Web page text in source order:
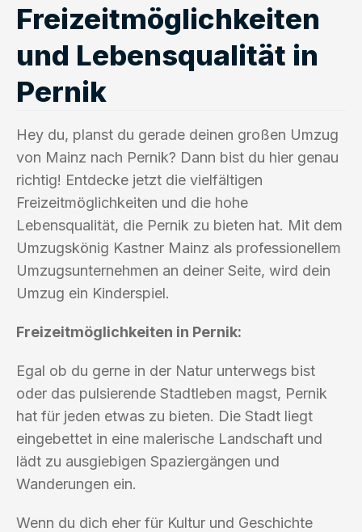
Freizeitmöglichkeiten
und Lebensqualität in
Pernik
Hey du, planst du gerade deinen großen Umzug
von Mainz nach Pernik? Dann bist du hier genau
richtig! Entdecke jetzt die vielfältigen
Freizeitmöglichkeiten und die hohe
Lebensqualität, die Pernik zu bieten hat. Mit dem
Umzugskönig Kastner Mainz als professionellem
Umzugsunternehmen an deiner Seite, wird dein
Umzug ein Kinderspiel.
Freizeitmöglichkeiten in Pernik:
Egal ob du gerne in der Natur unterwegs bist
oder das pulsierende Stadtleben magst, Pernik
hat für jeden etwas zu bieten. Die Stadt liegt
eingebettet in eine malerische Landschaft und
lädt zu ausgiebigen Spaziergängen und
Wanderungen ein.
Wenn du dich eher für Kultur und Geschichte